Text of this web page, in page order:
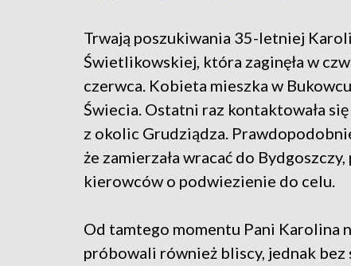
Trwają poszukiwania 35-letniej
Świetlikowskiej, która zaginęła w
czerwca. Kobieta mieszka w
Świecia. Ostatni raz kontaktowała
z okolic Grudziądza.
że zamierzała wracać do Bydgoszczy,
kierowców o podwiezienie do celu.
Od tamtego momentu Pani Karolina
próbowali również bliscy, jednak